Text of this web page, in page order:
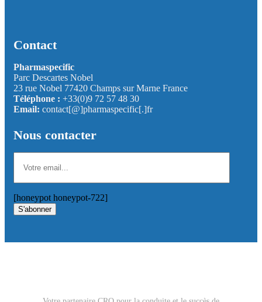
Contact
Pharmaspecific
Parc Descartes Nobel
23 rue Nobel 77420 Champs sur Marne France
Téléphone : +33(0)9 72 57 48 30
Email: contact[@]pharmaspecific[.]fr
Nous contacter
[honeypot honeypot-722]
S'abonner